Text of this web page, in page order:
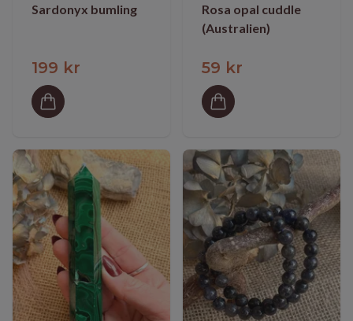
Sardonyx bumling
199 kr
Rosa opal cuddle
(Australien)
59 kr